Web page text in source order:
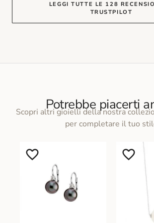
LEGGI TUTTE LE 128
TRUSTPILOT
Potrebbe piacerti
Scopri altri gioielli della nostra
per completare il tuo